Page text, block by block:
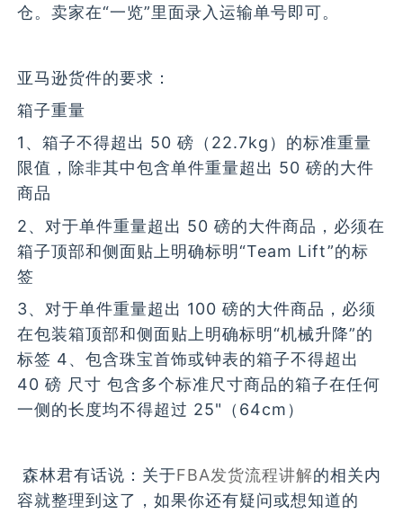
仓。卖家在“一览”里面录入运输单号即可。
亚马逊货件的要求：
箱子重量
1、箱子不得超出 50 磅（22.7kg）的标准重量
限值，除非其中包含单件重量超出 50 磅的大件
商品
2、对于单件重量超出 50 磅的大件商品，必须在
箱子顶部和侧面贴上明确标明“Team Lift”的标
签
3、对于单件重量超出 100 磅的大件商品，必须
在包装箱顶部和侧面贴上明确标明“机械升降”的
标签 4、包含珠宝首饰或钟表的箱子不得超出
40 磅 尺寸 包含多个标准尺寸商品的箱子在任何
一侧的长度均不得超过 25"（64cm）
森林君有话说：关于FBA发货流程讲解的相关内
容就整理到这了，如果你还有疑问或想知道的